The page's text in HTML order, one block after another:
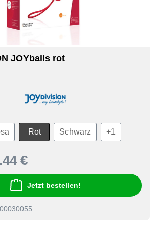
JOYballs rot
Rot Schwarz +1
€
Jetzt bestellen!